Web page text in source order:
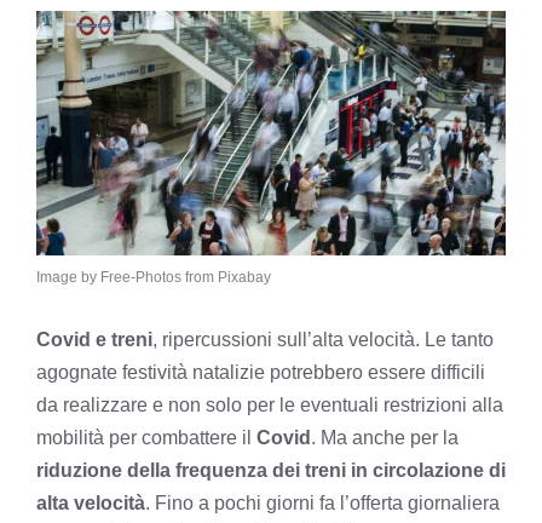
Image by Free-Photos from Pixabay
Covid e treni, ripercussioni sull’alta velocità. Le tanto
agognate festività natalizie potrebbero essere difficili
da realizzare e non solo per le eventuali restrizioni alla
mobilità per combattere il Covid . Ma anche per la
riduzione della frequenza dei treni in circolazione di
alta velocità. Fino a pochi giorni fa l’offerta giornaliera